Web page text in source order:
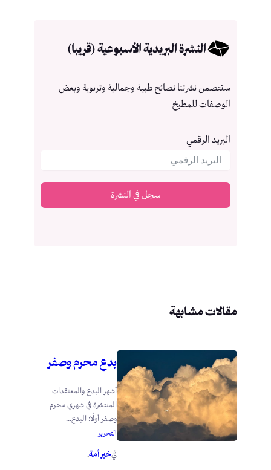
النشرة البريدية الأسبوعية (قريبا)
ستتصمن نشرتنا نصائح طبية وجمالية وتربوية وبعض
الوصفات للمطبخ
البريد الرقمي
سجل في النشرة
مقالات مشابهة
بدع محرم وصفر
أشهر البدع والمعتقدات
المنتشرة في شهري محرم
وصفر أولًا: البدع...
التحرير
فيخير أمة.